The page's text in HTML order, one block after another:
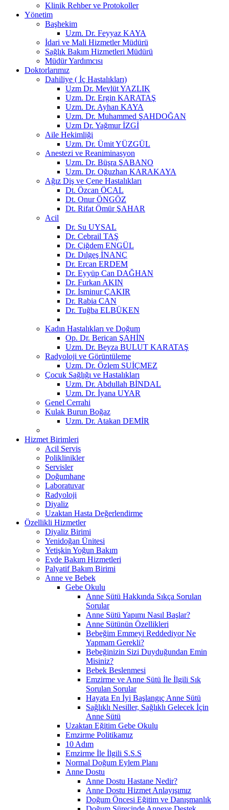
Klinik Rehber ve Protokoller
Yönetim
Başhekim
Uzm. Dr. Feyyaz KAYA
İdari ve Mali Hizmetler Müdürü
Sağlık Bakım Hizmetleri Müdürü
Müdür Yardımcısı
Doktorlarımız
Dahiliye ( İç Hastalıkları)
Uzm Dr. Mevlüt YAZLIK
Uzm. Dr. Ergin KARATAŞ
Uzm. Dr. Ayhan KAYA
Uzm. Dr. Muhammed ŞAHDOĞAN
Uzm Dr. Yağmur İZGİ
Aile Hekimliği
Uzm. Dr. Ümit YÜZGÜL
Anestezi ve Reaniminasyon
Uzm. Dr. Büşra ŞABANO
Uzm. Dr. Oğuzhan KARAKAYA
Ağız Diş ve Çene Hastalıkları
Dt. Özcan ÖCAL
Dt. Onur ÖNGÖZ
Dt. Rifat Ömür ŞAHAR
Acil
Dr. Su UYSAL
Dr. Cebrail TAŞ
Dr. Çiğdem ENGÜL
Dr. Dılgeş İNANÇ
Dr. Ercan ERDEM
Dr. Eyyüp Can DAĞHAN
Dr. Furkan AKIN
Dr. İsminur ÇAKIR
Dr. Rabia CAN
Dr. Tuğba ELBÜKEN
Kadın Hastalıkları ve Doğum
Op. Dr. Berican ŞAHİN
Uzm. Dr. Beyza BULUT KARATAŞ
Radyoloji ve Görüntüleme
Uzm. Dr. Özlem SUİÇMEZ
Çocuk Sağlığı ve Hastalıkları
Uzm. Dr. Abdullah BİNDAL
Uzm. Dr. İyana UYAR
Genel Cerrahi
Kulak Burun Boğaz
Uzm. Dr. Atakan DEMİR
Hizmet Birimleri
Acil Servis
Poliklinikler
Servisler
Doğumhane
Laboratuvar
Radyoloji
Diyaliz
Uzaktan Hasta Değerlendirme
Özellikli Hizmetler
Diyaliz Birimi
Yenidoğan Ünitesi
Yetişkin Yoğun Bakım
Evde Bakım Hizmetleri
Palyatif Bakım Birimi
Anne ve Bebek
Gebe Okulu
Anne Sütü Hakkında Sıkça Sorulan
Sorular
Anne Sütü Yapımı Nasıl Başlar?
Anne Sütünün Özellikleri
Bebeğim Emmeyi Reddediyor Ne
Yapmam Gerekli?
Bebeğinizin Sizi Duyduğundan Emin
Misiniz?
Bebek Beslenmesi
Emzirme ve Anne Sütü İle İlgili Sık
Sorulan Sorular
Hayata En İyi Başlangıç Anne Sütü
Sağlıklı Nesiller, Sağlıklı Gelecek İçin
Anne Sütü
Uzaktan Eğitim Gebe Okulu
Emzirme Politikamız
10 Adım
Emzirme İle İlgili S.S.S
Normal Doğum Eylem Planı
Anne Dostu
Anne Dostu Hastane Nedir?
Anne Dostu Hizmet Anlayışımız
Doğum Öncesi Eğitim ve Danışmanlık